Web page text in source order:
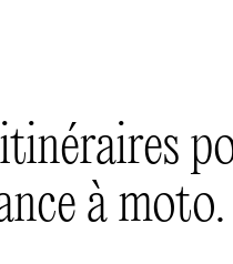
à moto.